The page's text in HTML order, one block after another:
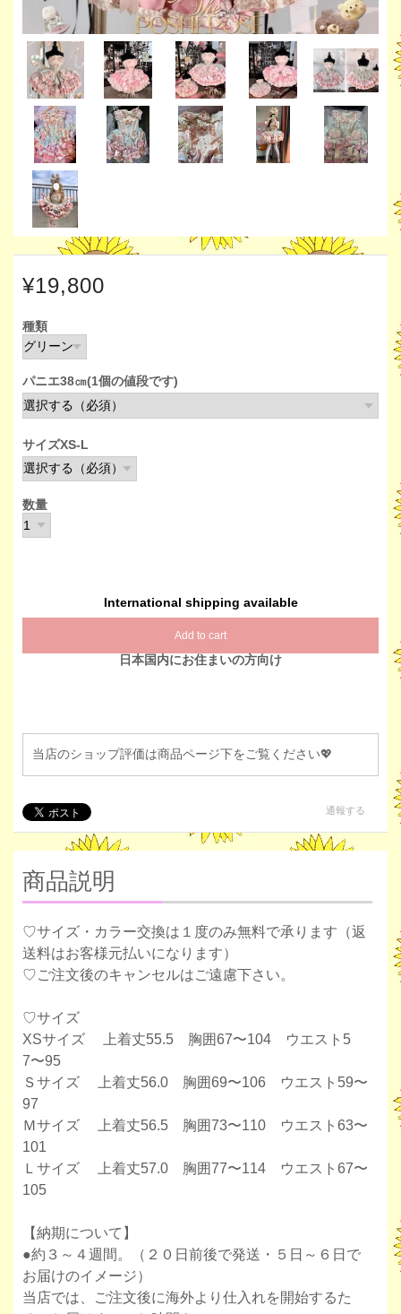
¥19,800
種類
パニエ38㎝(1個の値段です)
サイズXS-L
数量
International shipping available
Add to cart
日本国内にお住まいの方向け
当店のショップ評価は商品ページ下をご覧ください💖
通報する
商品説明
♡サイズ・カラー交換は１度のみ無料で承ります（返
送料はお客様元払いになります）
♡ご注文後のキャンセルはご遠慮下さい。
♡サイズ
XSサイズ 上着丈55.5 胸囲67〜104 ウエスト5
7〜95
Ｓサイズ 上着丈56.0 胸囲69〜106 ウエスト59〜
97
Ｍサイズ 上着丈56.5 胸囲73〜110 ウエスト63〜
101
Ｌサイズ 上着丈57.0 胸囲77〜114 ウエスト67〜
105
【納期について】
●約３～４週間。（２０日前後で発送・５日～６日で
お届けのイメージ）
当店では、ご注文後に海外より仕入れを開始するた